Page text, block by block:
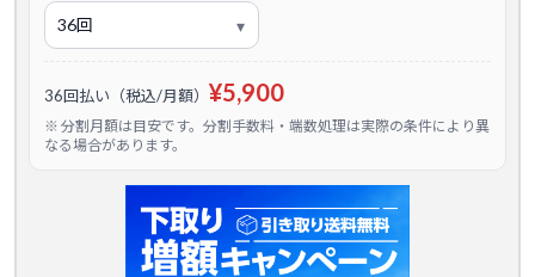
36回払い（税込/月額） ¥5,900
※ 分割月額は目安です。分割手数料・端数処理は実際の条件により異
なる場合があります。